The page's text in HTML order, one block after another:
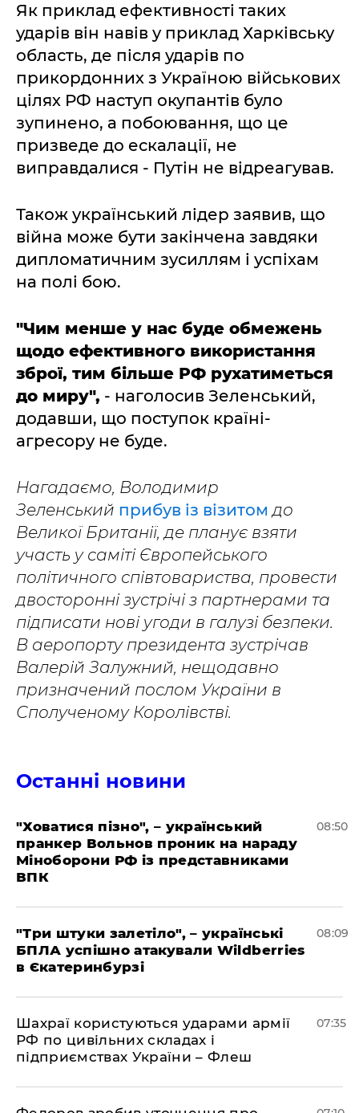
Як приклад ефективності таких
ударів він навів у приклад Харківську
область, де після ударів по
прикордонних з Україною військових
цілях РФ наступ окупантів було
зупинено, а побоювання, що це
призведе до ескалації, не
виправдалися - Путін не відреагував.
Також український лідер заявив, що
війна може бути закінчена завдяки
дипломатичним зусиллям і успіхам
на полі бою.
"Чим менше у нас буде обмежень
щодо ефективного використання
зброї, тим більше РФ рухатиметься
до миру", - наголосив Зеленський,
додавши, що поступок країні-
агресору не буде.
Нагадаємо, Володимир
Зеленський прибув із візитом до
Великої Британії, де планує взяти
участь у саміті Європейського
політичного співтовариства, провести
двосторонні зустрічі з партнерами та
підписати нові угоди в галузі безпеки.
В аеропорту президента зустрічав
Валерій Залужний, нещодавно
призначений послом України в
Сполученому Королівстві.
Останні новини
"Ховатися пізно", – український
пранкер Вольнов проник на нараду
Міноборони РФ із представниками
ВПК
08:50
"Три штуки залетіло", – українські
БПЛА успішно атакували Wildberries
в Єкатеринбурзі
08:09
Шахраї користуються ударами армії
РФ по цивільних складах і
підприємствах України – Флеш
07:35